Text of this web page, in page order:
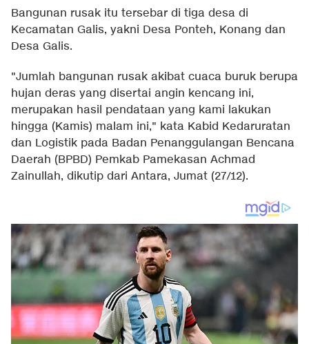
Bangunan rusak itu tersebar di tiga desa di
Kecamatan Galis, yakni Desa Ponteh, Konang dan
Desa Galis.
"Jumlah bangunan rusak akibat cuaca buruk berupa
hujan deras yang disertai angin kencang ini,
merupakan hasil pendataan yang kami lakukan
hingga (Kamis) malam ini," kata Kabid Kedaruratan
dan Logistik pada Badan Penanggulangan Bencana
Daerah (BPBD) Pemkab Pamekasan Achmad
Zainullah, dikutip dari Antara, Jumat (27/12).